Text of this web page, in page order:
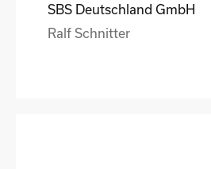
SBS Deutschland GmbH
Ralf Schnitter